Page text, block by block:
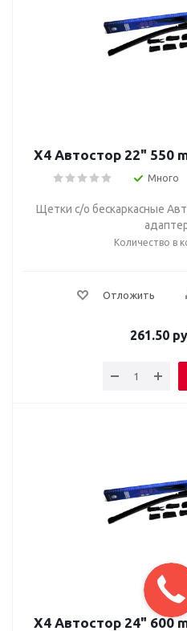
Х4 Автостор 22" 550
Много
Щетки с/о бескаркасные
Количество в
Отложить
261.50
Х4 Автостор 24" 600